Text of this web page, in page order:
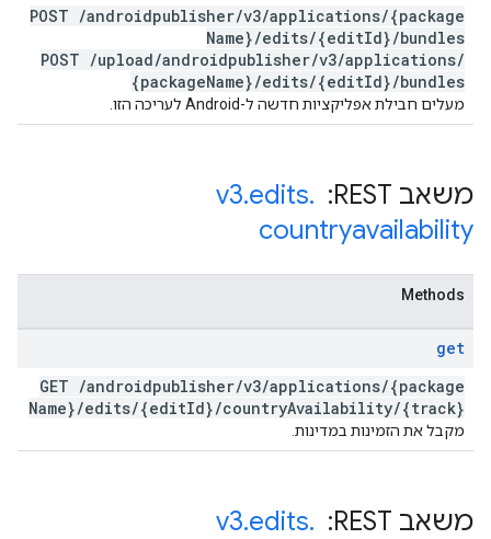
POST /androidpublisher/v3/applications/{package
Name}/edits/{editId}/bundles
POST /upload/androidpublisher/v3/applications/
{packageName}/edits/{editId}/bundles
מעלים חבילת אפליקציות חדשה ל-Android לעריכה הזו.
משאב REST: ‏ v3.edits.
countryavailability
Methods
get
GET /androidpublisher/v3/applications/{package
Name}/edits/{editId}/countryAvailability/{track}
מקבל את הזמינות במדינות.
משאב REST: ‏ v3.edits.